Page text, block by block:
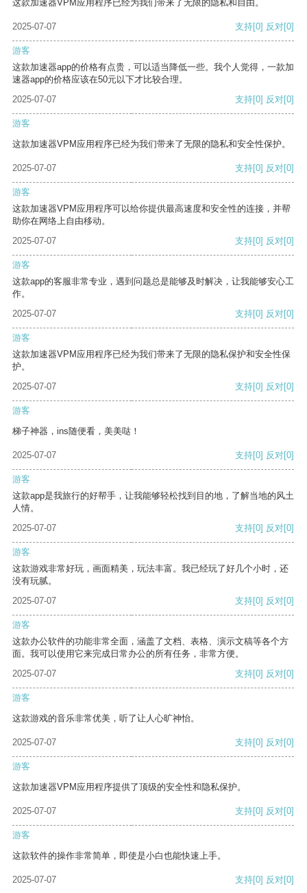
这款加速器VPM应用程序已经为我们带来了无限的隐私和自由。
2025-07-07 支持[0] 反对[0]
游客
这款加速器app的价格有点贵，可以适当降低一些。我个人觉得，一款加
速器app的价格应该在50元以下才比较合理。
2025-07-07
支持[0] 反对[0]
游客
这款加速器VPM应用程序已经为我们带来了无限的隐私和安全性保护。
2025-07-07 支持[0] 反对[0]
游客
这款加速器VPM应用程序可以给你提供最高速度和安全性的连接，并帮
助你在网络上自由移动。
2025-07-07
支持[0] 反对[0]
游客
这款app的客服非常专业，遇到问题总是能够及时解决，让我能够安心工
作。
2025-07-07
支持[0] 反对[0]
游客
这款加速器VPM应用程序已经为我们带来了无限的隐私保护和安全性保
护。
2025-07-07
支持[0] 反对[0]
游客
梯子神器，ins随便看，美美哒！
2025-07-07 支持[0] 反对[0]
游客
这款app是我旅行的好帮手，让我能够轻松找到目的地，了解当地的风土
人情。
2025-07-07
支持[0] 反对[0]
游客
这款游戏非常好玩，画面精美，玩法丰富。我已经玩了好几个小时，还
没有玩腻。
2025-07-07
支持[0] 反对[0]
游客
这款办公软件的功能非常全面，涵盖了文档、表格、演示文稿等各个方
面。我可以使用它来完成日常办公的所有任务，非常方便。
2025-07-07
支持[0] 反对[0]
游客
这款游戏的音乐非常优美，听了让人心旷神怡。
2025-07-07 支持[0] 反对[0]
游客
这款加速器VPM应用程序提供了顶级的安全性和隐私保护。
2025-07-07 支持[0] 反对[0]
游客
这款软件的操作非常简单，即使是小白也能快速上手。
2025-07-07 支持[0] 反对[0]